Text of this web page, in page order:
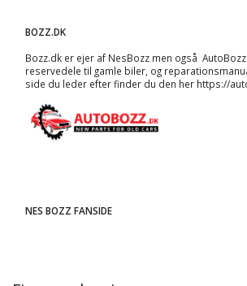
BOZZ.DK
Bozz.dk er ejer af NesBozz men også
reservedele til gamle biler, og
side du leder efter finder du den her https://
NES BOZZ FANSIDE